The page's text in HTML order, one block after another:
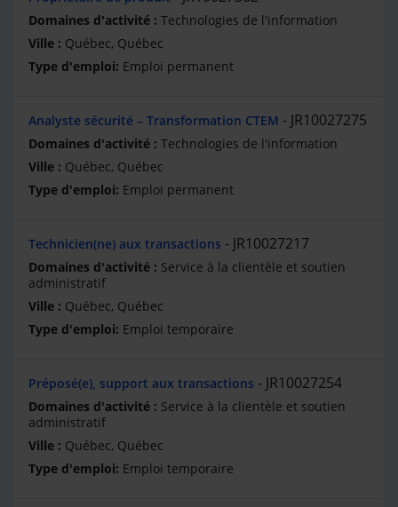
Technologies de l'information
Québec, Québec
Emploi permanent
Analyste sécurité – Transformation CTEM JR10027275
Technologies de l'information
Québec, Québec
Emploi permanent
Technicien(ne) aux transactions JR10027217
Service à la clientèle et soutien
administratif
Québec, Québec
Emploi temporaire
Préposé(e), support aux transactions JR10027254
Service à la clientèle et soutien
administratif
Québec, Québec
Emploi temporaire